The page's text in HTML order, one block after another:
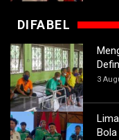
DIFABEL
3